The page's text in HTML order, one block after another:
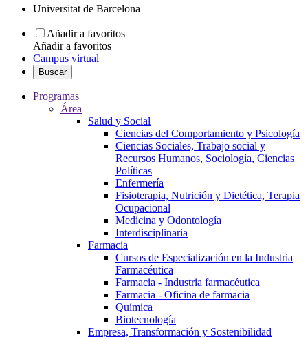
Universitat de Barcelona
Añadir a favoritos
Añadir a favoritos
Campus virtual
Buscar
Programas
Área
Salud y Social
Ciencias del Comportamiento y Psicología
Ciencias Sociales, Trabajo social y
Recursos Humanos, Sociología, Ciencias
Políticas
Enfermería
Fisioterapia, Nutrición y Dietética, Terapia
Ocupacional
Medicina y Odontología
Interdisciplinaria
Farmacia
Cursos de Especialización en la Industria
Farmacéutica
Farmacia - Industria farmacéutica
Farmacia - Oficina de farmacia
Química
Biotecnología
Empresa, Transformación y Sostenibilidad